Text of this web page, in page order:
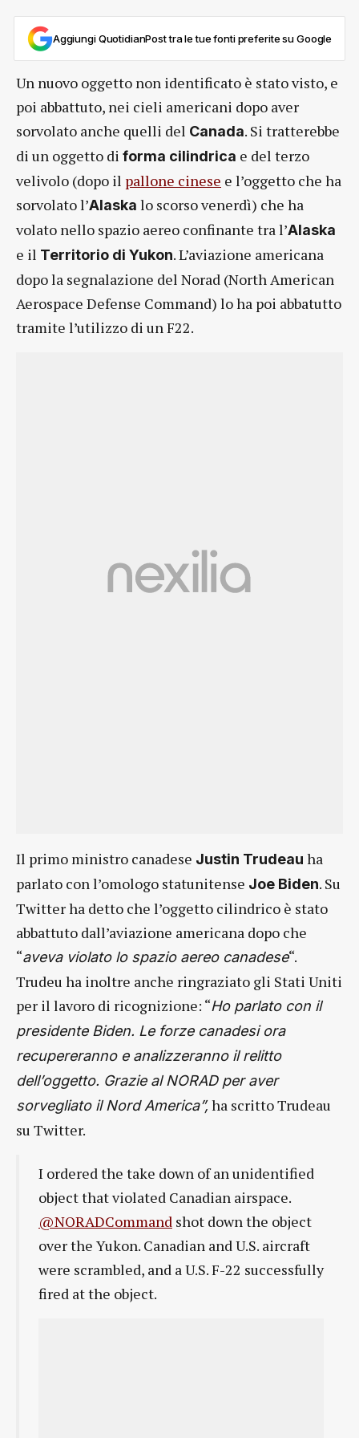
Aggiungi QuotidianPost tra le tue fonti preferite su Google
Un nuovo oggetto non identificato è stato visto, e
poi abbattuto, nei cieli americani dopo aver
sorvolato anche quelli del Canada. Si tratterebbe
di un oggetto di forma cilindrica e del terzo
velivolo (dopo il pallone cinese e l’oggetto che ha
sorvolato l’Alaska lo scorso venerdì) che ha
volato nello spazio aereo confinante tra l’Alaska
e il Territorio di Yukon. L’aviazione americana
dopo la segnalazione del Norad (North American
Aerospace Defense Command) lo ha poi abbatutto
tramite l’utilizzo di un F22.
Il primo ministro canadese Justin Trudeau ha
parlato con l’omologo statunitense Joe Biden. Su
Twitter ha detto che l’oggetto cilindrico è stato
abbattuto dall’aviazione americana dopo che
“aveva violato lo spazio aereo canadese“.
Trudeu ha inoltre anche ringraziato gli Stati Uniti
per il lavoro di ricognizione: “Ho parlato con il
presidente Biden. Le forze canadesi ora
recupereranno e analizzeranno il relitto
dell’oggetto. Grazie al NORAD per aver
sorvegliato il Nord America”,ha scritto Trudeau
su Twitter.
I ordered the take down of an unidentified
object that violated Canadian airspace.
@NORADCommand shot down the object
over the Yukon. Canadian and U.S. aircraft
were scrambled, and a U.S. F-22 successfully
fired at the object.